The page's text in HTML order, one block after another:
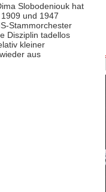
Slobodeniouk hat
und 1947
Stammorchester
Disziplin tadellos
kleiner
aus